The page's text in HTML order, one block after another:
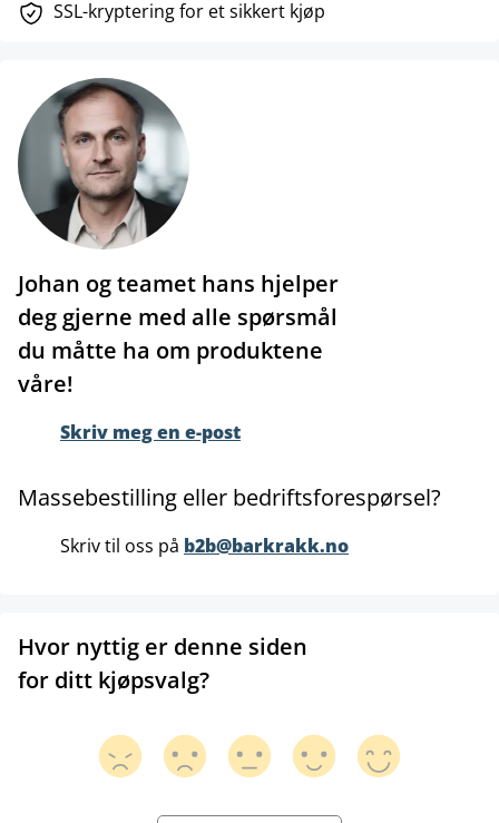
SSL-kryptering for et sikkert kjøp
Johan og teamet hans hjelper
deg gjerne med alle spørsmål
du måtte ha om produktene
våre!
Skriv meg en e-post
Massebestilling eller bedriftsforespørsel?
Skriv til oss på b2b@barkrakk.no
Hvor nyttig er denne siden
for ditt kjøpsvalg?